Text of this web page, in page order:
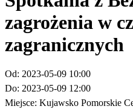
zagrożenia w
zagranicznych
Od: 2023-05-09 10:00
Do: 2023-05-09 12:00
Miejsce: Kujawsko Pomorskie